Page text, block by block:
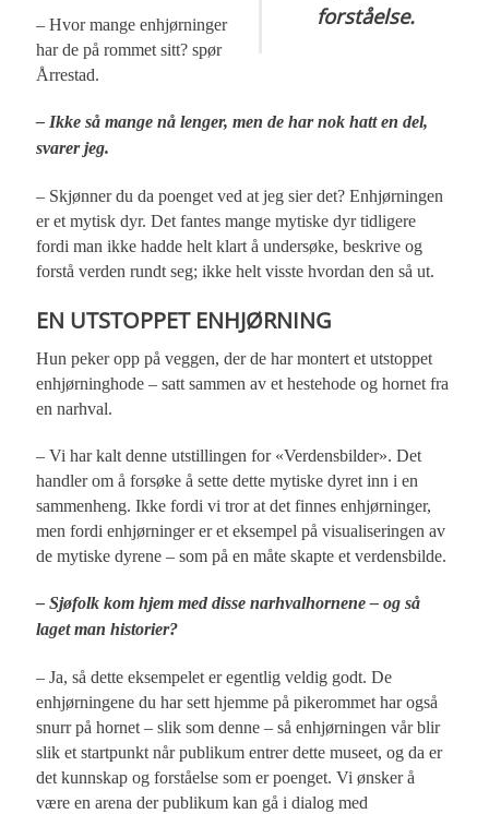
forståelse.
– Hvor mange enhjørninger
har de på rommet sitt? spør
Årrestad.
– Ikke så mange nå lenger, men de har nok hatt en del,
svarer jeg.
– Skjønner du da poenget ved at jeg sier det? Enhjørningen
er et mytisk dyr. Det fantes mange mytiske dyr tidligere
fordi man ikke hadde helt klart å undersøke, beskrive og
forstå verden rundt seg; ikke helt visste hvordan den så ut.
EN UTSTOPPET ENHJØRNING
Hun peker opp på veggen, der de har montert et utstoppet
enhjørninghode – satt sammen av et hestehode og hornet fra
en narhval.
– Vi har kalt denne utstillingen for «Verdensbilder». Det
handler om å forsøke å sette dette mytiske dyret inn i en
sammenheng. Ikke fordi vi tror at det finnes enhjørninger,
men fordi enhjørninger er et eksempel på visualiseringen av
de mytiske dyrene – som på en måte skapte et verdensbilde.
– Sjøfolk kom hjem med disse narhvalhornene – og så
laget man historier?
– Ja, så dette eksempelet er egentlig veldig godt. De
enhjørningene du har sett hjemme på pikerommet har også
snurr på hornet – slik som denne – så enhjørningen vår blir
slik et startpunkt når publikum entrer dette museet, og da er
det kunnskap og forståelse som er poenget. Vi ønsker å
være en arena der publikum kan gå i dialog med